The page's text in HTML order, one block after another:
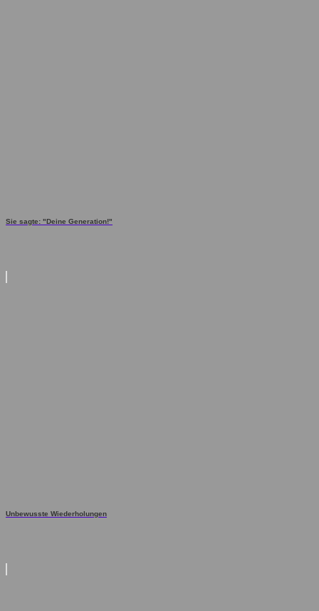
Sie sagte: "Deine Generation!"
Unbewusste Wiederholungen